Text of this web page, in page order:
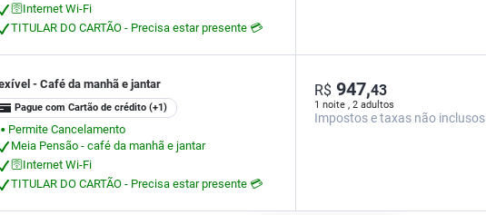
🛜Internet Wi-Fi
TITULAR DO CARTÃO - Precisa estar presente 💳
- Café da manhã e jantar
Pague com Cartão de crédito (+1)
⬤
Permite Cancelamento
Meia Pensão - café da manhã e jantar
🛜Internet Wi-Fi
TITULAR DO CARTÃO - Precisa estar presente 💳
1 noite , 2 adultos
R$ 947,43
Impostos e taxas não inclusos